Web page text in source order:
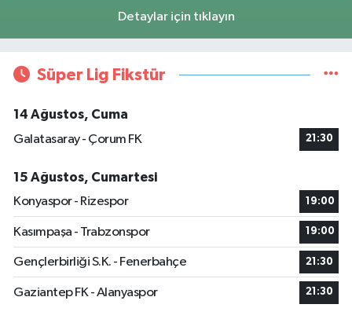
Detaylar için tıklayın
Süper Lig Fikstür
14 Ağustos, Cuma
Galatasaray - Çorum FK
21:30
15 Ağustos, Cumartesi
Konyaspor - Rizespor
19:00
Kasımpaşa - Trabzonspor 19:00
Gençlerbirliği S.K. - Fenerbahçe 21:30
Gaziantep FK - Alanyaspor 21:30